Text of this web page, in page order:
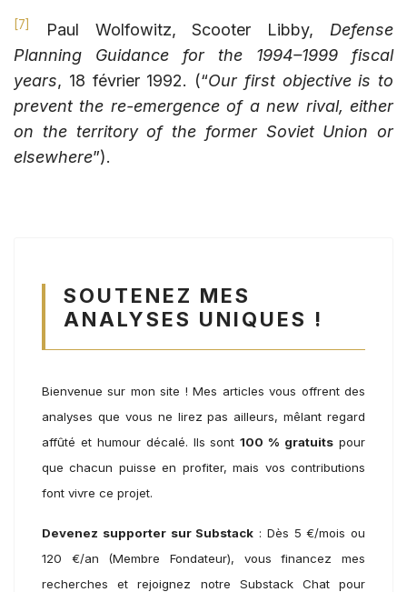
[7] Paul Wolfowitz, Scooter Libby, Defense
Planning Guidance for the 1994–1999 fiscal
years, 18 février 1992. (“Our first objective is to
prevent the re-emergence of a new rival, either
on the territory of the former Soviet Union or
elsewhere”).
SOUTENEZ MES
ANALYSES UNIQUES !
Bienvenue sur mon site ! Mes articles vous offrent des
analyses que vous ne lirez pas ailleurs, mêlant regard
affûté et humour décalé. Ils sont100 % gratuits pour
que chacun puisse en profiter, mais vos contributions
font vivre ce projet.
Devenez supporter sur Substack : Dès 5 €/mois ou
120 €/an (Membre Fondateur), vous financez mes
recherches et rejoignez notre Substack Chat pour